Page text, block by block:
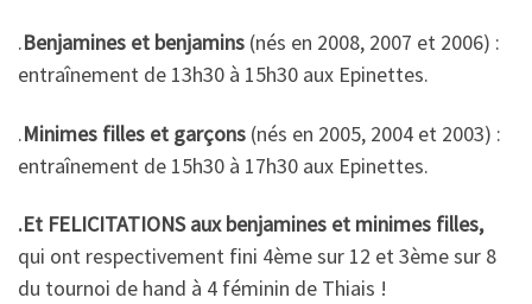
.Benjamines et benjamins (nés en 2008, 2007 et 2006) :
entraînement de 13h30 à 15h30 aux Epinettes.
.Minimes filles et garçons (nés en 2005, 2004 et 2003) :
entraînement de 15h30 à 17h30 aux Epinettes.
.Et FELICITATIONS aux benjamines et minimes filles,
qui ont respectivement fini 4ème sur 12 et 3ème sur 8
du tournoi de hand à 4 féminin de Thiais !